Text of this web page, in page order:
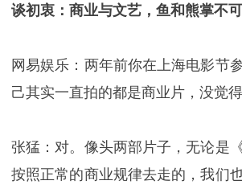
谈初衷：商业与文艺，鱼和熊掌不
网易娱乐：两年前你在上海电影节
己其实一直拍的都是商业片，没觉
张猛：对。像头两部片子，无论是
按照正常的商业规律去走的，我们